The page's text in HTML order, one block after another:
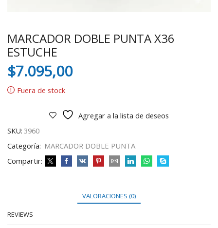
MARCADOR DOBLE PUNTA X36
ESTUCHE
$7.095,00
Fuera de stock
Agregar a la lista de deseos
SKU: 3960
Categoría: MARCADOR DOBLE PUNTA
Compartir:
VALORACIONES (0)
REVIEWS